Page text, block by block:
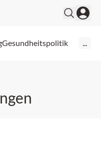
Gesundheitspolitik ...